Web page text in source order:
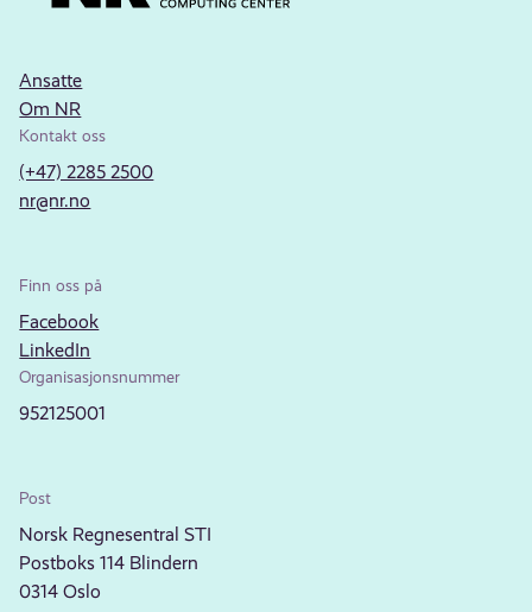
Ansatte
Om NR
Kontakt oss
(+47) 2285 2500
nr@nr.no
Finn oss på
Facebook
LinkedIn
Organisasjonsnummer
952125001
Post
Norsk Regnesentral STI
Postboks 114 Blindern
0314 Oslo